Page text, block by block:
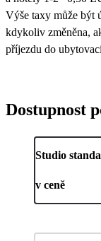
Výše taxy může být
kdykoliv změněna,
příjezdu do
Dostupnost
Studio
v ceně